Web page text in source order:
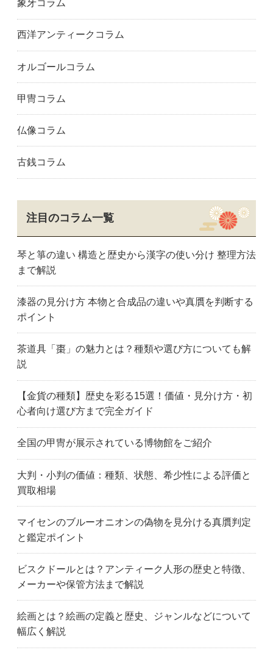
象牙コラム
西洋アンティークコラム
オルゴールコラム
甲冑コラム
仏像コラム
古銭コラム
注目のコラム一覧
琴と箏の違い 構造と歴史から漢字の使い分け 整理方法
まで解説
漆器の見分け方 本物と合成品の違いや真贋を判断する
ポイント
茶道具「棗」の魅力とは？種類や選び方についても解
説
【金貨の種類】歴史を彩る15選！価値・見分け方・初
心者向け選び方まで完全ガイド
全国の甲冑が展示されている博物館をご紹介
大判・小判の価値：種類、状態、希少性による評価と
買取相場
マイセンのブルーオニオンの偽物を見分ける真贋判定
と鑑定ポイント
ビスクドールとは？アンティーク人形の歴史と特徴、
メーカーや保管方法まで解説
絵画とは？絵画の定義と歴史、ジャンルなどについて
幅広く解説